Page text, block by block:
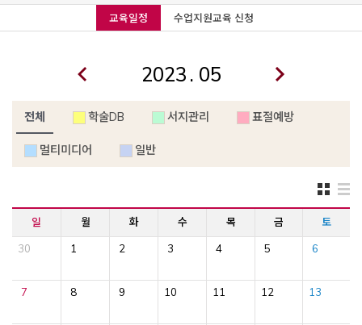
기
교육일정 수업지원교육 신청
.
전체 학술DB 서지관리 표절예방
멀티미디어 일반
일 월 화 수 목 금 토
30 1 2 3 4 5 6
7 8 9 10 11 12 13